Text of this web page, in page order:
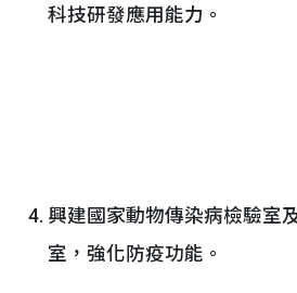
科技研發應用能力。
興建國家動物傳染病檢驗室
室，強化防疫功能。